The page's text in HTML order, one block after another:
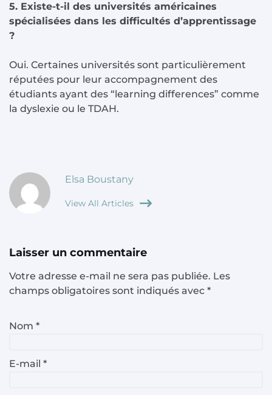
5. Existe-t-il des universités américaines
spécialisées dans les difficultés d’apprentissage
?
Oui. Certaines universités sont particulièrement
réputées pour leur accompagnement des
étudiants ayant des “learning differences” comme
la dyslexie ou le TDAH.
Elsa Boustany
View All Articles
Laisser un commentaire
Votre adresse e-mail ne sera pas publiée. Les
champs obligatoires sont indiqués avec *
Nom *
E-mail *